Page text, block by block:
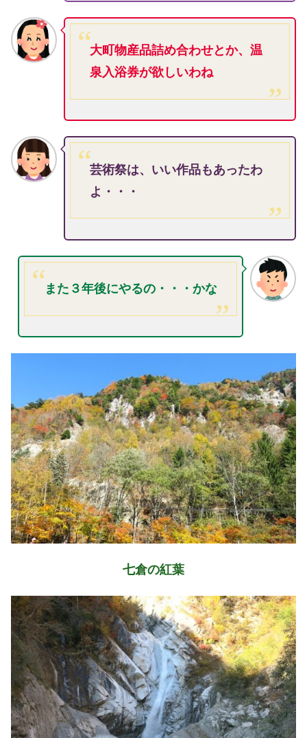
大町物産品詰め合わせとか、温
泉入浴券が欲しいわね
芸術祭は、いい作品もあったわ
よ・・・
また３年後にやるの・・・かな
七倉の紅葉